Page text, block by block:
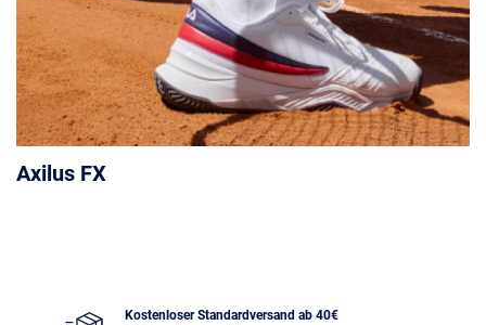
Axilus FX
Kostenloser Standardversand ab 40€